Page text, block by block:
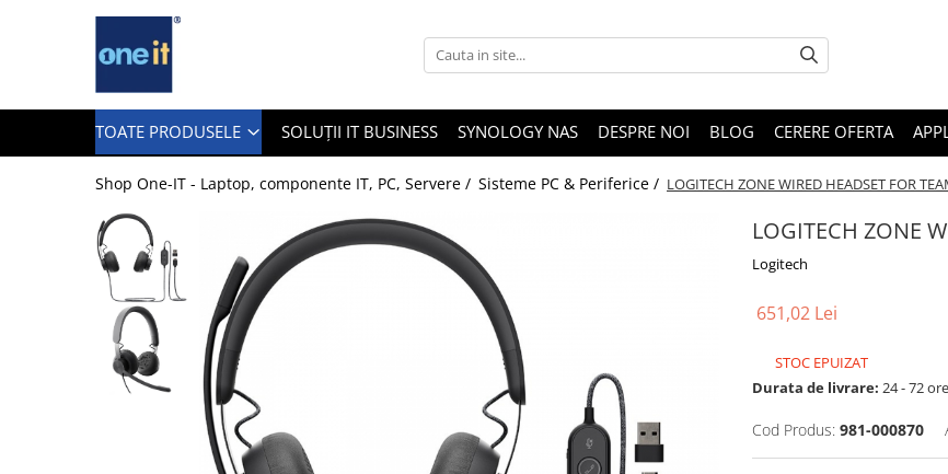
Toate Produsele
Laptop / Notebook
Notebook Consumer
Accesorii Laptop
Componente Laptop
Tablete & accesorii
TOATE PRODUSELE SOLUȚII IT BUSINESS SYNOLOGY NAS DESPRE NOI BLOG CERERE OFERTA
Shop One-IT - Laptop, componente IT, PC, Servere / Sisteme PC & Periferice / LOGITECH ZONE WIRED HEADSET FOR
LOGITECH ZONE
Logitech
651,02 Lei
STOC EPUIZAT
Durata de livrare: 24 - 72
Cod Produs: 981-000870